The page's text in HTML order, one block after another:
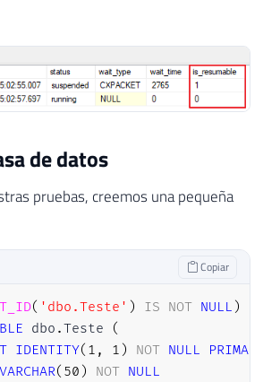
de datos
pruebas, creemos una pequeña
Copiar
( 'dbo.Teste' ) IS NOT NULL )
dbo .Teste
(
IDENTITY( 1 , 1 ) NOT NULL
VARCHAR( 50 ) NOT NULL